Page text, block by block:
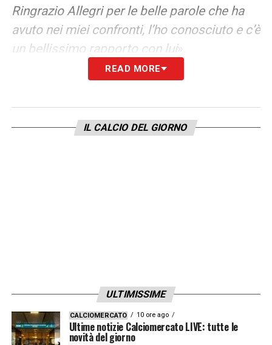
Ringrazio Allegri per le belle parole che ha
avuto nei miei confronti, l’ho conosciuto e c’è
un bellissimo rapporto con lui».
FUTURO ALLA JUVE– «Questa è una
passato e di mercato. L’anno scorso ci sono
state squadre che mi hanno contattato, più
Franco Carboni è rientrato».
LA PLAYLIST DELLE NOSTRE TOP NEWS
READ MORE
IL CALCIO DEL GIORNO
ULTIMISSIME
CALCIOMERCATO 10 ore ago
Ultime notizie Calciomercato LIVE: tutte le
novità del giorno